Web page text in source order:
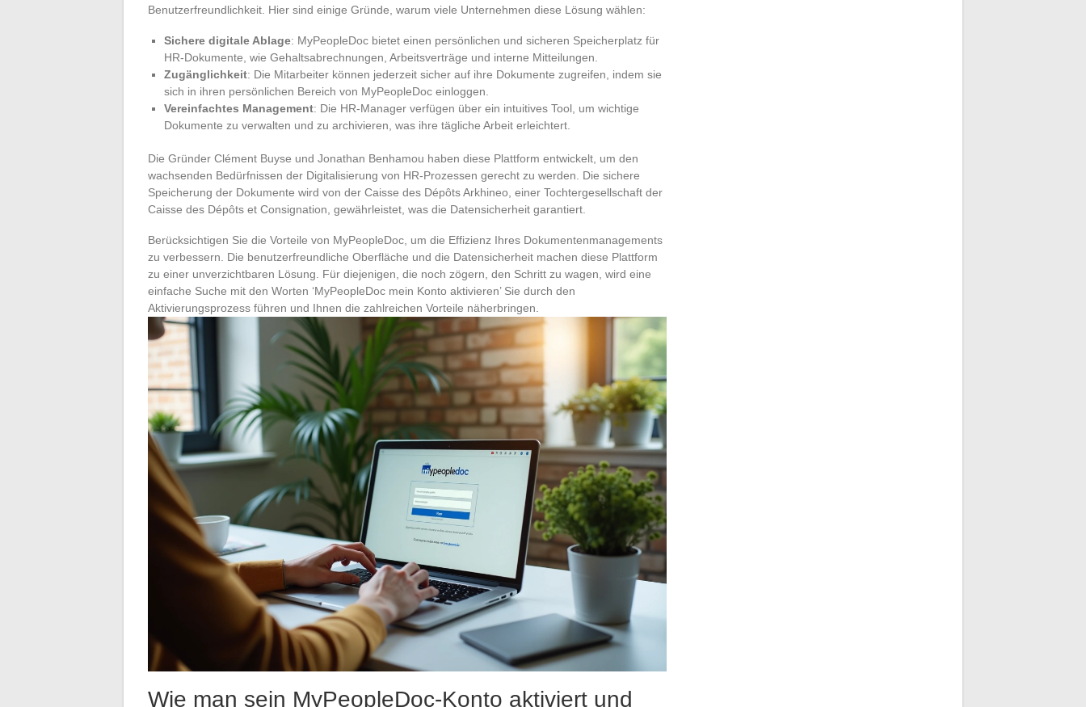
Benutzerfreundlichkeit. Hier sind einige Gründe, warum viele Unternehmen diese Lösung wählen:
Sichere digitale Ablage: MyPeopleDoc bietet einen persönlichen und sicheren Speicherplatz für
HR-Dokumente, wie Gehaltsabrechnungen, Arbeitsverträge und interne Mitteilungen.
Zugänglichkeit: Die Mitarbeiter können jederzeit sicher auf ihre Dokumente zugreifen, indem sie
sich in ihren persönlichen Bereich von MyPeopleDoc einloggen.
Vereinfachtes Management: Die HR-Manager verfügen über ein intuitives Tool, um wichtige
Dokumente zu verwalten und zu archivieren, was ihre tägliche Arbeit erleichtert.
Die Gründer Clément Buyse und Jonathan Benhamou haben diese Plattform entwickelt, um den
wachsenden Bedürfnissen der Digitalisierung von HR-Prozessen gerecht zu werden. Die sichere
Speicherung der Dokumente wird von der Caisse des Dépôts Arkhineo, einer Tochtergesellschaft der
Caisse des Dépôts et Consignation, gewährleistet, was die Datensicherheit garantiert.
Berücksichtigen Sie die Vorteile von MyPeopleDoc, um die Effizienz Ihres Dokumentenmanagements
zu verbessern. Die benutzerfreundliche Oberfläche und die Datensicherheit machen diese Plattform
zu einer unverzichtbaren Lösung. Für diejenigen, die noch zögern, den Schritt zu wagen, wird eine
einfache Suche mit den Worten ‘MyPeopleDoc mein Konto aktivieren’ Sie durch den
Aktivierungsprozess führen und Ihnen die zahlreichen Vorteile näherbringen.
Wie man sein MyPeopleDoc-Konto aktiviert und